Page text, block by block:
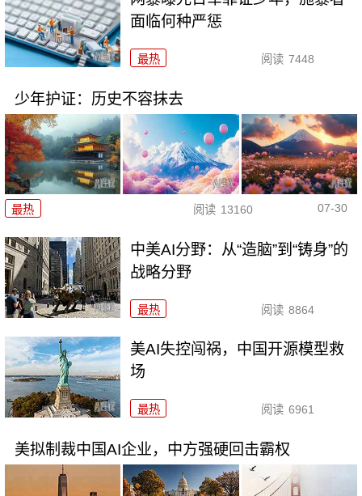
面临何种严惩
最热 阅读 7448
少年护证：历史不容抹去
最热 阅读 13160 07-30
中美AI分野：从“造脑”到“铸身”的
战略分野
最热 阅读 8864
美AI失控闯祸，中国开源模型救
场
最热 阅读 6961
美拟制裁中国AI企业，中方强硬回击霸权